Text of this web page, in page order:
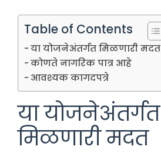
Table of Contents
या योजनेअंतर्गत मिळणारी मदत
कोणते नागरिक पात्र आहे
आवश्यक कागदपत्रे
या योजनेअंतर्गत
मिळणारी मदत